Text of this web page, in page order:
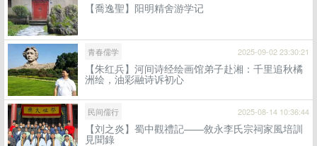
【喬逸聖】阳明精舍游学记
青春儒学 2025-09-02 23:30:21
【朱红兵】河间诗经绘画馆弟子赴湘：千里追秋橘
洲绘，油彩融诗诉初心
民间儒行 2025-08-14 10:36:44
【刘之炎】蜀中觀禮記——敘永李氏宗祠家風培訓
見聞錄